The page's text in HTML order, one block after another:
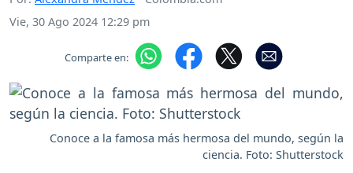
Vie, 30 Ago 2024 12:29 pm
Comparte en:
Conoce a la famosa más hermosa del mundo, según la
ciencia. Foto: Shutterstock